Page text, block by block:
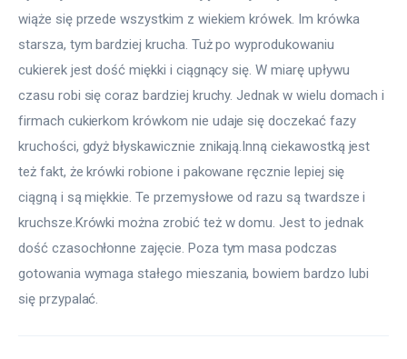
wiąże się przede wszystkim z wiekiem krówek. Im krówka
starsza, tym bardziej krucha. Tuż po wyprodukowaniu
cukierek jest dość miękki i ciągnący się. W miarę upływu
czasu robi się coraz bardziej kruchy. Jednak w wielu domach i
firmach cukierkom krówkom nie udaje się doczekać fazy
kruchości, gdyż błyskawicznie znikają.Inną ciekawostką jest
też fakt, że krówki robione i pakowane ręcznie lepiej się
ciągną i są miękkie. Te przemysłowe od razu są twardsze i
kruchsze.Krówki można zrobić też w domu. Jest to jednak
dość czasochłonne zajęcie. Poza tym masa podczas
gotowania wymaga stałego mieszania, bowiem bardzo lubi
się przypalać.